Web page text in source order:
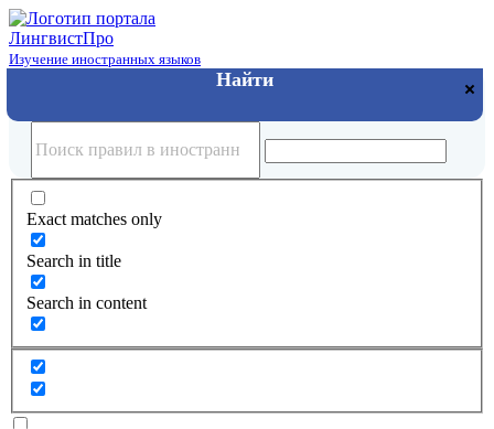
ЛингвистПро
Изучение иностранных языков
Exact matches only
Search in title
Search in content